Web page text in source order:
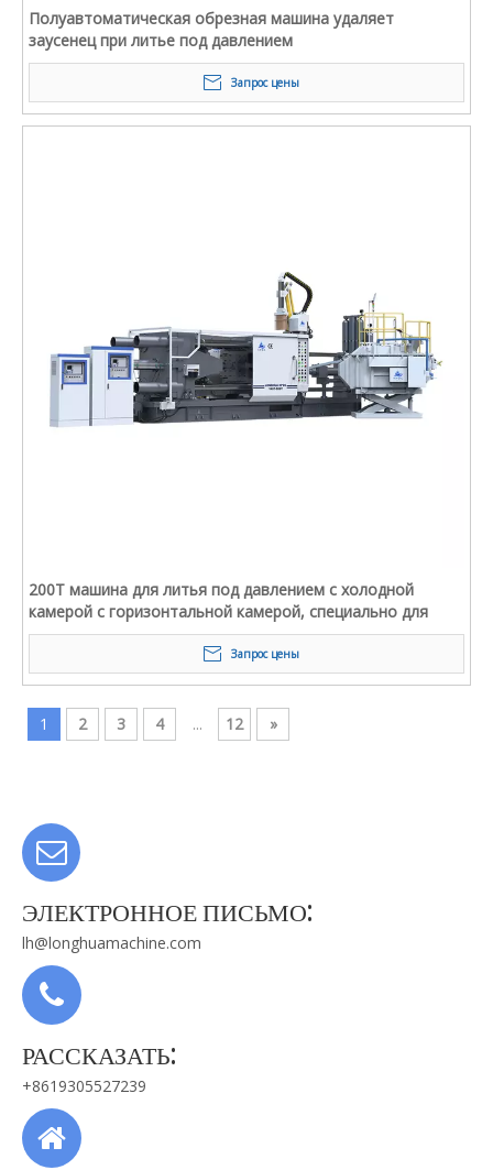
Полуавтоматическая обрезная машина удаляет
заусенец при литье под давлением
Запрос цены
200T машина для литья под давлением с холодной
камерой с горизонтальной камерой, специально для
магния
Запрос цены
1 2 3 4 ... 12 »
ЭЛЕКТРОННОЕ ПИСЬМО:
lh@longhuamachine.com
РАССКАЗАТЬ:
+8619305527239